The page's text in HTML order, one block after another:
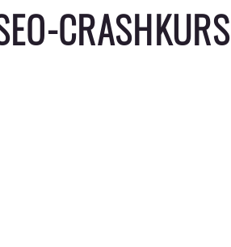
CRASHKURS